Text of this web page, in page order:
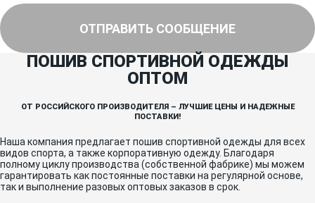
ОТПРАВИТЬ СООБЩЕНИЕ
ПОШИВ СПОРТИВНОЙ ОДЕЖДЫ
ОПТОМ
ОТ РОССИЙСКОГО ПРОИЗВОДИТЕЛЯ – ЛУЧШИЕ ЦЕНЫ И НАДЕЖНЫЕ
ПОСТАВКИ!
Наша компания предлагает пошив спортивной одежды для всех
видов спорта, а также корпоративную одежду. Благодаря
полному циклу производства (собственной фабрике) мы можем
гарантировать как постоянные поставки на регулярной основе,
так и выполнение разовых оптовых заказов в срок.